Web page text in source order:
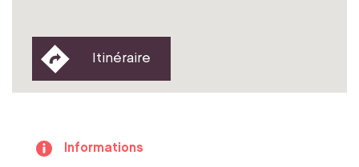
Itinéraire
Informations